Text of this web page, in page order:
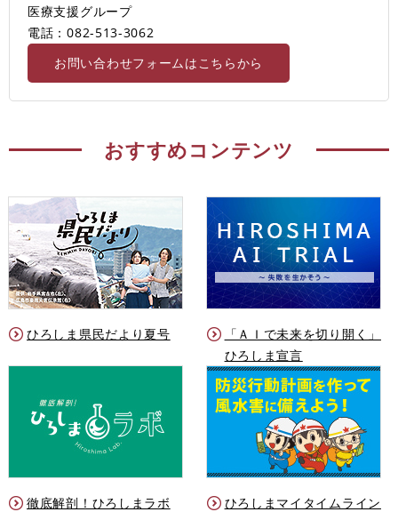
医療支援グループ
電話：082-513-3062
お問い合わせフォームはこちらから
おすすめコンテンツ
ひろしま県民だより夏号
「ＡＩで未来を切り開く」
ひろしま宣言
徹底解剖！ひろしまラボ ひろしまマイタイムライン